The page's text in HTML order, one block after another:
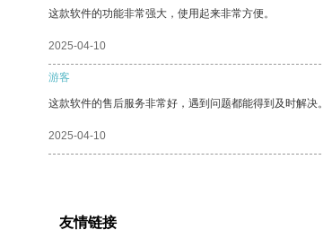
这款软件的功能非常强大，使用起来非常方便。
2025-04-10
游客
这款软件的售后服务非常好，遇到问题都能得到及时解决。
2025-04-10
友情链接